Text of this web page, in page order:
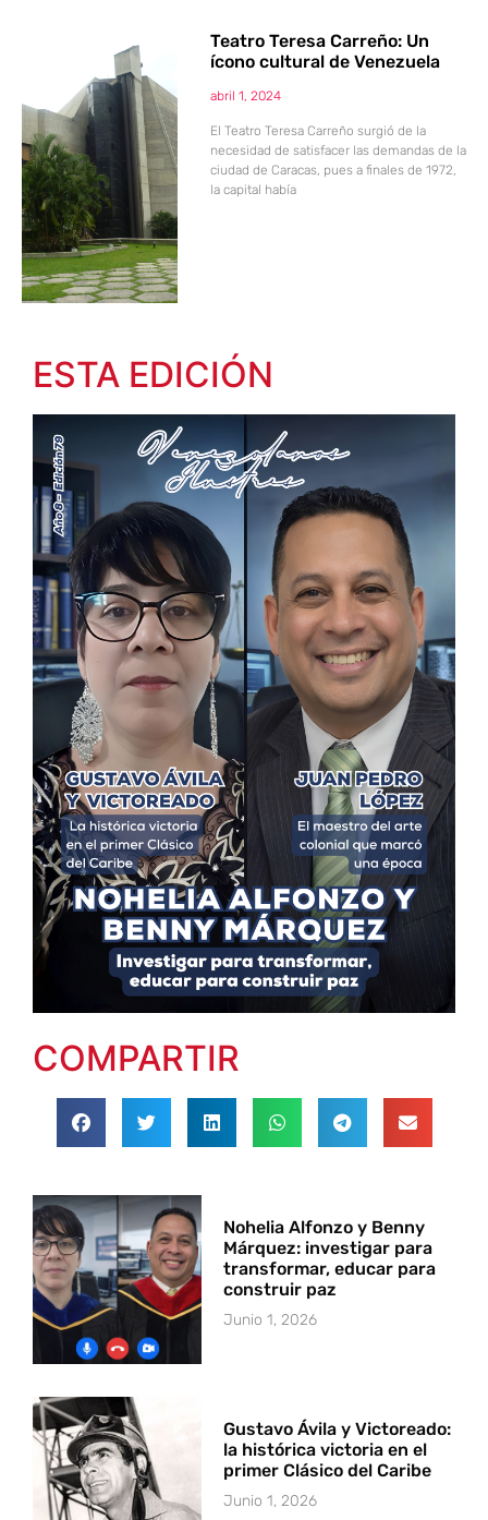
Teatro Teresa Carreño: Un
ícono cultural de Venezuela
abril 1, 2024
El Teatro Teresa Carreño surgió de la
necesidad de satisfacer las demandas de la
ciudad de Caracas, pues a finales de 1972,
la capital había
ESTA EDICIÓN
COMPARTIR
Nohelia Alfonzo y Benny
Márquez: investigar para
transformar, educar para
construir paz
Junio 1, 2026
Gustavo Ávila y Victoreado:
la histórica victoria en el
primer Clásico del Caribe
Junio 1, 2026